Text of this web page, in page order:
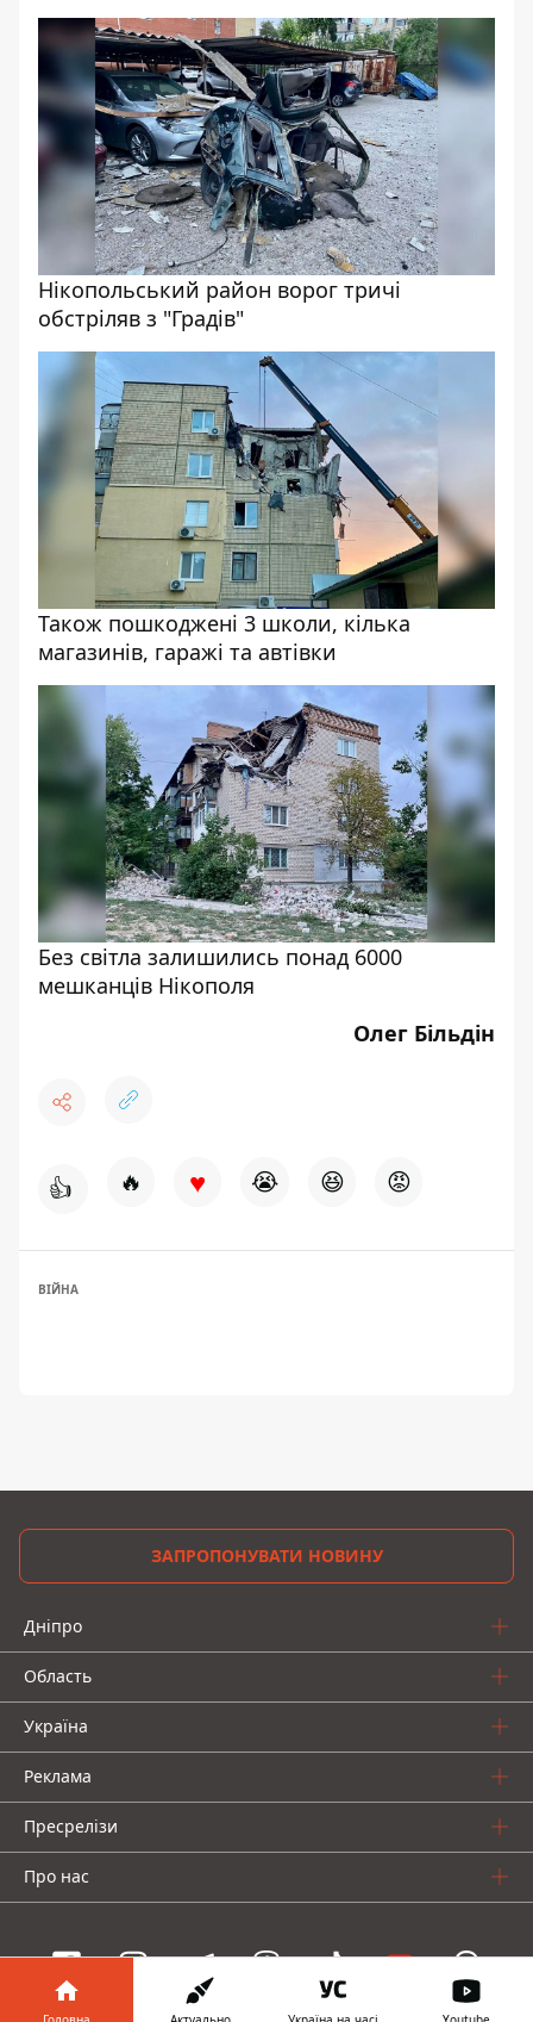
Нікопольський район ворог тричі
обстріляв з "Градів"
Також пошкоджені 3 школи, кілька
магазинів, гаражі та автівки
Без світла залишились понад 6000
мешканців Нікополя
Олег Більдін
👍 🔥 ♥ 😭 😆 😡
ВІЙНА
ЗАПРОПОНУВАТИ НОВИНУ
Дніпро
Область
Україна
Реклама
Пресрелізи
Про нас